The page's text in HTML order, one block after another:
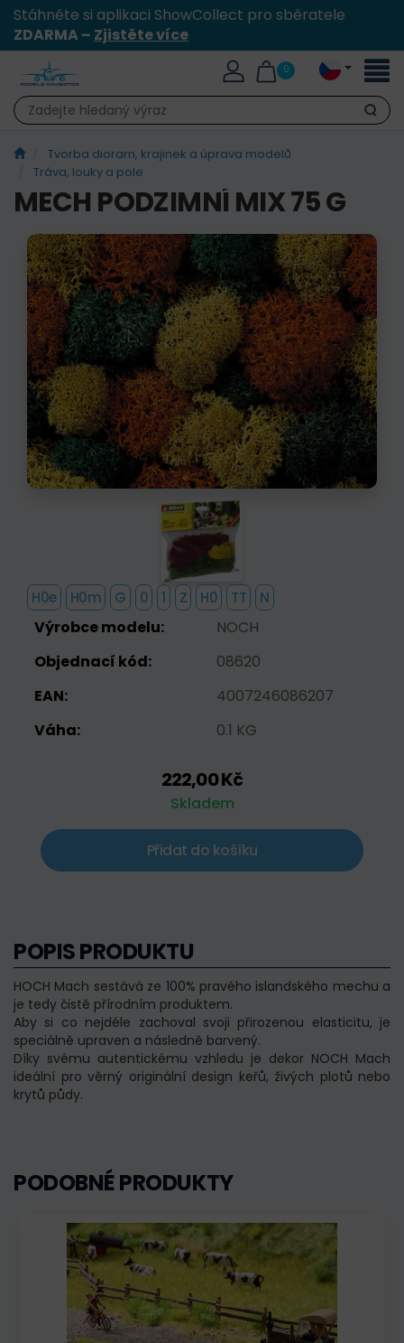
Stáhněte si aplikaci ShowCollect pro sběratele
ZDARMA – Zjistěte více
0
Hledat
Tvorba dioram, krajinek a úprava modelů
Tráva, louky a pole
MECH PODZIMNÍ MIX 75 G
H0e H0m G 0 1 Z H0 TT N
Výrobce modelu:
NOCH
Objednací kód:
08620
EAN:
4007246086207
Váha:
0.1 KG
222,00 Kč
Skladem
Přidat do košíku
POPIS PRODUKTU
HOCH Mach sestává ze 100% pravého islandského mechu a
je tedy čistě přírodním produktem.
Aby si co nejdéle zachoval svoji přirozenou elasticitu, je
speciálně upraven a následně barvený.
Díky svému autentickému vzhledu je dekor NOCH Mach
ideální pro věrný originální design keřů, živých plotů nebo
krytů půdy.
PODOBNÉ PRODUKTY